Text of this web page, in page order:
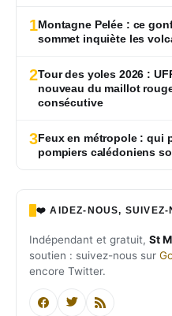
1Montagne Pelée : ce
sommet inquiète les
2Tour des yoles 2026 :
nouveau du maillot
consécutive
3Feux en métropole : qui
pompiers calédoniens
❤️ AIDEZ-NOUS, SUIVEZ-
Indépendant et gratuit, St
soutien : suivez-nous sur
encore Twitter.